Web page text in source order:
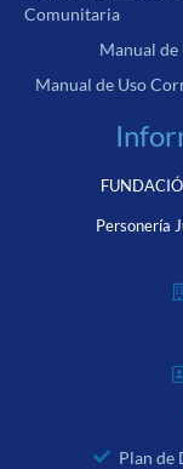
Comunitaria
Manual
Manual de Uso
Personería
Plan de